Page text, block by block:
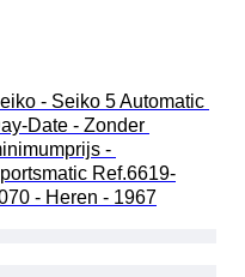
- Seiko 5 Automatic
Date - Zonder
-
Ref.6619-
- Heren - 1967